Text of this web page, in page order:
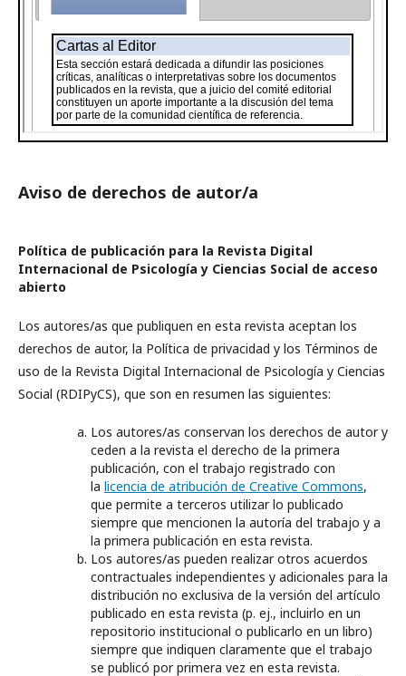
Aviso de derechos de autor/a
Política de publicación para la Revista Digital
Internacional de Psicología y Ciencias Social de acceso
abierto
Los autores/as que publiquen en esta revista aceptan los
derechos de autor, la Política de privacidad y los Términos de
uso de la Revista Digital Internacional de Psicología y Ciencias
Social (RDIPyCS), que son en resumen las siguientes:
Los autores/as conservan los derechos de autor y
ceden a la revista el derecho de la primera
publicación, con el trabajo registrado con
la licencia de atribución de Creative Commons,
que permite a terceros utilizar lo publicado
siempre que mencionen la autoría del trabajo y a
la primera publicación en esta revista.
Los autores/as pueden realizar otros acuerdos
contractuales independientes y adicionales para la
distribución no exclusiva de la versión del artículo
publicado en esta revista (p. ej., incluirlo en un
repositorio institucional o publicarlo en un libro)
siempre que indiquen claramente que el trabajo
se publicó por primera vez en esta revista.